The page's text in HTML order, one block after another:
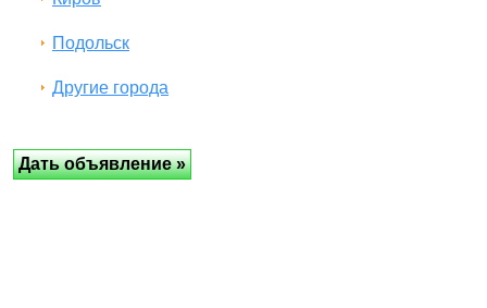
Подольск
Другие города